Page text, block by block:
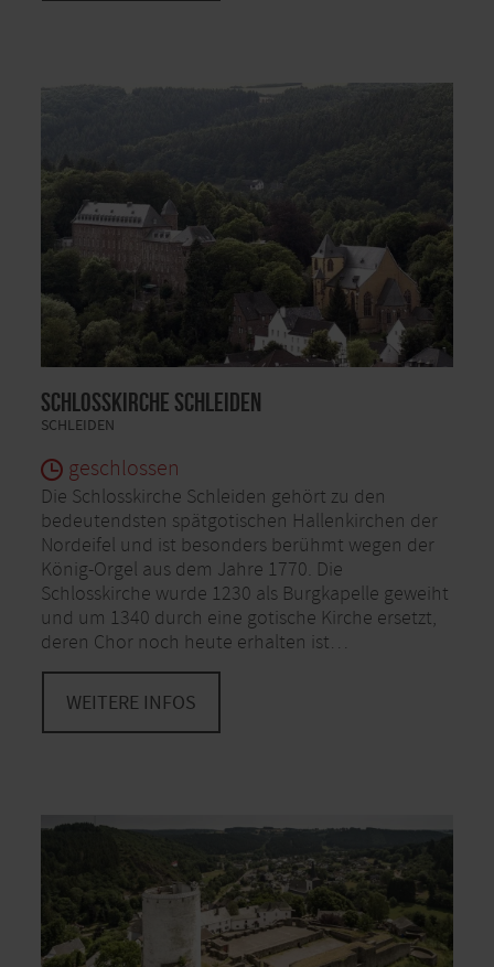
Schlosskirche Schleiden
SCHLEIDEN
geschlossen
Die Schlosskirche Schleiden gehört zu den
bedeutendsten spätgotischen Hallenkirchen der
Nordeifel und ist besonders berühmt wegen der
König-Orgel aus dem Jahre 1770. Die
Schlosskirche wurde 1230 als Burgkapelle geweiht
und um 1340 durch eine gotische Kirche ersetzt,
deren Chor noch heute erhalten ist…
WEITERE INFOS